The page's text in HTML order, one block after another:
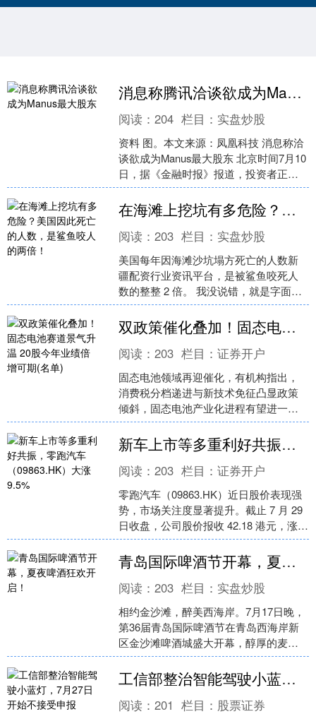
消息称腾讯洽谈欲成为Manus最大股东
阅读：204 栏目： 实盘炒股
资料 图。本文来源：凤凰科技 消息称洽
谈欲成为Manus最大股东 北京时间7月10
日，据《金融时报》报道，投资者正在
推动AI智能体公司Manus撤销被Meta
以....
在海滩上挖坑有多危险？美国因此死亡的人数，是鲨鱼咬人的两倍！
阅读：203 栏目： 实盘炒股
美国每年因海滩沙坑塌方死亡的人数新
疆配资行业资讯平台，是被鲨鱼咬死人
数的整整 2 倍。 我没说错，就是字面意
思，你以为海边最危险的是大白鲨，真
正的隐形杀手，其实....
双政策催化叠加！固态电池赛道景气升温 20股今年业绩倍增可期(名单)
阅读：203 栏目：证券开户
固态电池领域再迎催化，有机构指出，
消费税分档递进与新技术免征凸显政策
倾斜，固态电池产业化进程有望进一步
提速。 固态电池行业标准讨论会即将召
开 据证券时报消息，从....
新车上市等多重利好共振，零跑汽车（09863.HK）大涨9.5%
阅读：203 栏目：证券开户
零跑汽车（09863.HK）近日股价表现强
势，市场关注度显著提升。截止 7 月 29
日收盘，公司股价报收 42.18 港元，涨幅
达 9.5%，总市值逼近 60....
青岛国际啤酒节开幕，夏夜啤酒狂欢开启！
阅读：203 栏目： 实盘炒股
相约金沙滩，醉美西海岸。7月17日晚，
第36届青岛国际啤酒节在青岛西海岸新
区金沙滩啤酒城盛大开幕，醇厚的麦香
如期相约岛城。胶州湾潮声奔涌，金沙
滩欢歌回荡。开幕式....
工信部整治智能驾驶小蓝灯，7月27日开始不接受申报
阅读：201 栏目： 股票证券